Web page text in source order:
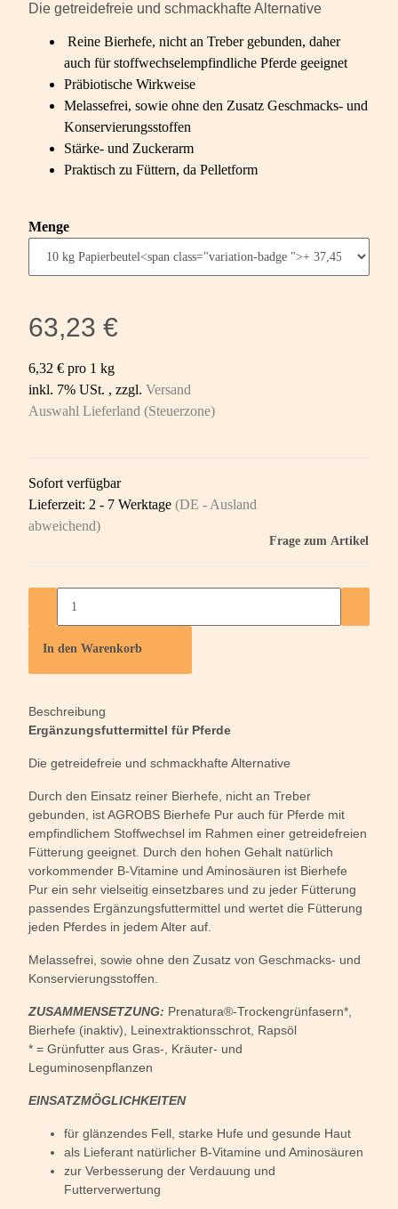
Die getreidefreie und schmackhafte Alternative
Reine Bierhefe, nicht an Treber gebunden, daher
auch für stoffwechselempfindliche Pferde geeignet
Präbiotische Wirkweise
Melassefrei, sowie ohne den Zusatz Geschmacks- und
Konservierungsstoffen
Stärke- und Zuckerarm
Praktisch zu Füttern, da Pelletform
Menge
63,23 €
6,32 € pro 1 kg
inkl. 7% USt. , zzgl. Versand
Auswahl Lieferland (Steuerzone)
Sofort verfügbar
Lieferzeit: 2 - 7 Werktage (DE - Ausland
abweichend)
Frage zum Artikel
In den Warenkorb
Beschreibung
Ergänzungsfuttermittel für Pferde
Die getreidefreie und schmackhafte Alternative
Durch den Einsatz reiner Bierhefe, nicht an Treber
gebunden, ist AGROBS Bierhefe Pur auch für Pferde mit
empfindlichem Stoffwechsel im Rahmen einer getreidefreien
Fütterung geeignet. Durch den hohen Gehalt natürlich
vorkommender B-Vitamine und Aminosäuren ist Bierhefe
Pur ein sehr vielseitig einsetzbares und zu jeder Fütterung
passendes Ergänzungsfuttermittel und wertet die Fütterung
jeden Pferdes in jedem Alter auf.
Melassefrei, sowie ohne den Zusatz von Geschmacks- und
Konservierungsstoffen.
ZUSAMMENSETZUNG: Prenatura®-Trockengrünfasern*,
Bierhefe (inaktiv), Leinextraktionsschrot, Rapsöl
* = Grünfutter aus Gras-, Kräuter- und
Leguminosenpflanzen
EINSATZMÖGLICHKEITEN
für glänzendes Fell, starke Hufe und gesunde Haut
als Lieferant natürlicher B-Vitamine und Aminosäuren
zur Verbesserung der Verdauung und
Futterverwertung